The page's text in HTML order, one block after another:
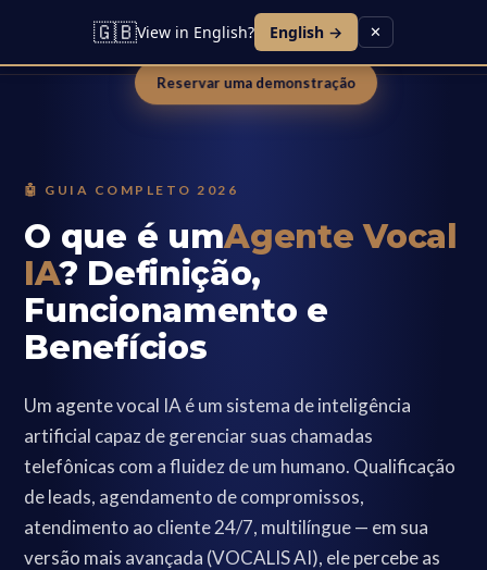
Inscrever-me
Reservar uma demonstração
🤖 GUIA COMPLETO 2026
O que é umAgente Vocal
IA? Definição,
Funcionamento e
Benefícios
Um agente vocal IA é um sistema de inteligência
artificial capaz de gerenciar suas chamadas
telefônicas com a fluidez de um humano. Qualificação
de leads, agendamento de compromissos,
atendimento ao cliente 24/7, multilíngue — em sua
versão mais avançada (VOCALIS AI), ele percebe as
🇬🇧View in English? English → ✕